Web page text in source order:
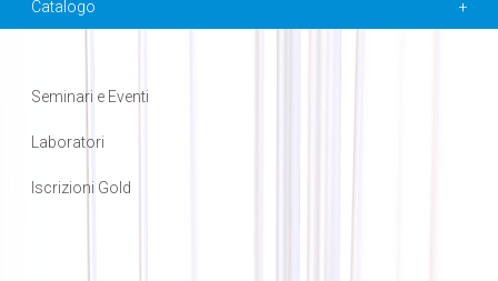
Catalogo
Seminari e Eventi
Laboratori
Iscrizioni Gold